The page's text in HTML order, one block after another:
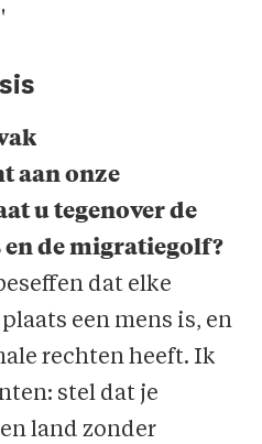
aan onze
u tegenover de
de migratiegolf?
dat elke
een mens is, en
rechten heeft. Ik
stel dat je
land zonder